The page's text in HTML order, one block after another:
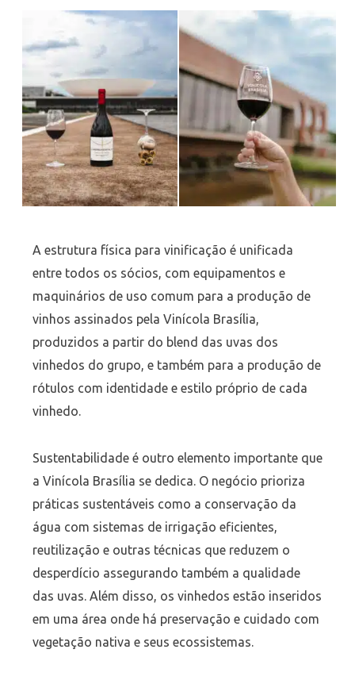
A estrutura física para vinificação é unificada
entre todos os sócios, com equipamentos e
maquinários de uso comum para a produção de
vinhos assinados pela Vinícola Brasília,
produzidos a partir do blend das uvas dos
vinhedos do grupo, e também para a produção de
rótulos com identidade e estilo próprio de cada
vinhedo.
Sustentabilidade é outro elemento importante que
a Vinícola Brasília se dedica. O negócio prioriza
práticas sustentáveis como a conservação da
água com sistemas de irrigação eficientes,
reutilização e outras técnicas que reduzem o
desperdício assegurando também a qualidade
das uvas. Além disso, os vinhedos estão inseridos
em uma área onde há preservação e cuidado com
vegetação nativa e seus ecossistemas.